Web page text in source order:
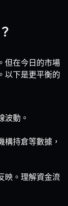
但在今日的市場
以下是更平衡的
波動。
持倉等數據，
映。理解資金流